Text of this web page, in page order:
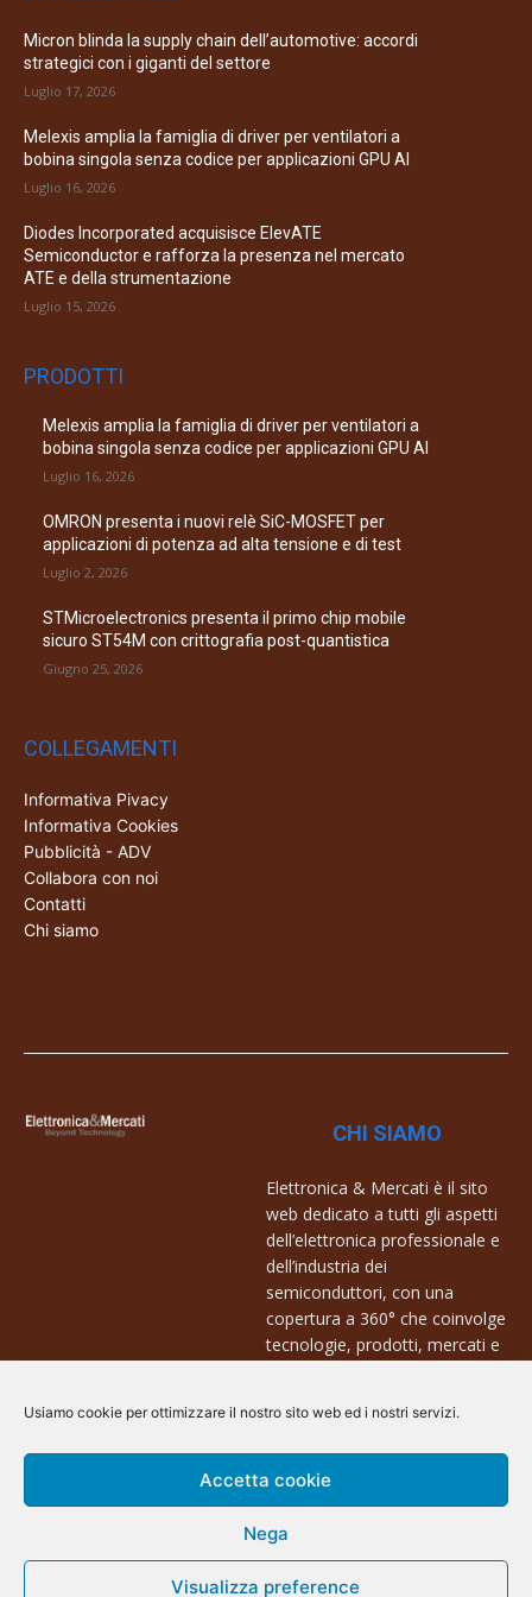
Usiamo cookie per ottimizzare il nostro sito web ed i nostri servizi.
Accetta cookie
Nega
Visualizza preference
Micron blinda la supply chain dell’automotive: accordi
strategici con i giganti del settore
Luglio 17, 2026
Melexis amplia la famiglia di driver per ventilatori a
bobina singola senza codice per applicazioni GPU AI
Luglio 16, 2026
Diodes Incorporated acquisisce ElevATE
Semiconductor e rafforza la presenza nel mercato
ATE e della strumentazione
Luglio 15, 2026
PRODOTTI
Melexis amplia la famiglia di driver per ventilatori a
bobina singola senza codice per applicazioni GPU AI
Luglio 16, 2026
OMRON presenta i nuovi relè SiC-MOSFET per
applicazioni di potenza ad alta tensione e di test
Luglio 2, 2026
STMicroelectronics presenta il primo chip mobile
sicuro ST54M con crittografia post-quantistica
Giugno 25, 2026
COLLEGAMENTI
Informativa Pivacy
Informativa Cookies
Pubblicità - ADV
Collabora con noi
Contatti
Chi siamo
CHI SIAMO
Elettronica & Mercati è il sito
web dedicato a tutti gli aspetti
dell’elettronica professionale e
dell’industria dei
semiconduttori, con una
copertura a 360° che coinvolge
tecnologie, prodotti, mercati e
Contatti:
info@arscommunication.it
@ArsCommunication 2023